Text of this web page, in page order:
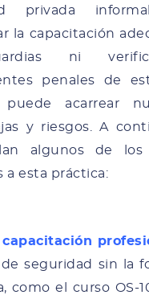
privada
la capacitación
ni
penales de
puede acarrear
y riesgos. A
algunos de los
a esta práctica:
seguridad sin la
como el curso OS-